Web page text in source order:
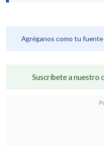
Agréganos como tu fuente
Suscríbete a nuestro